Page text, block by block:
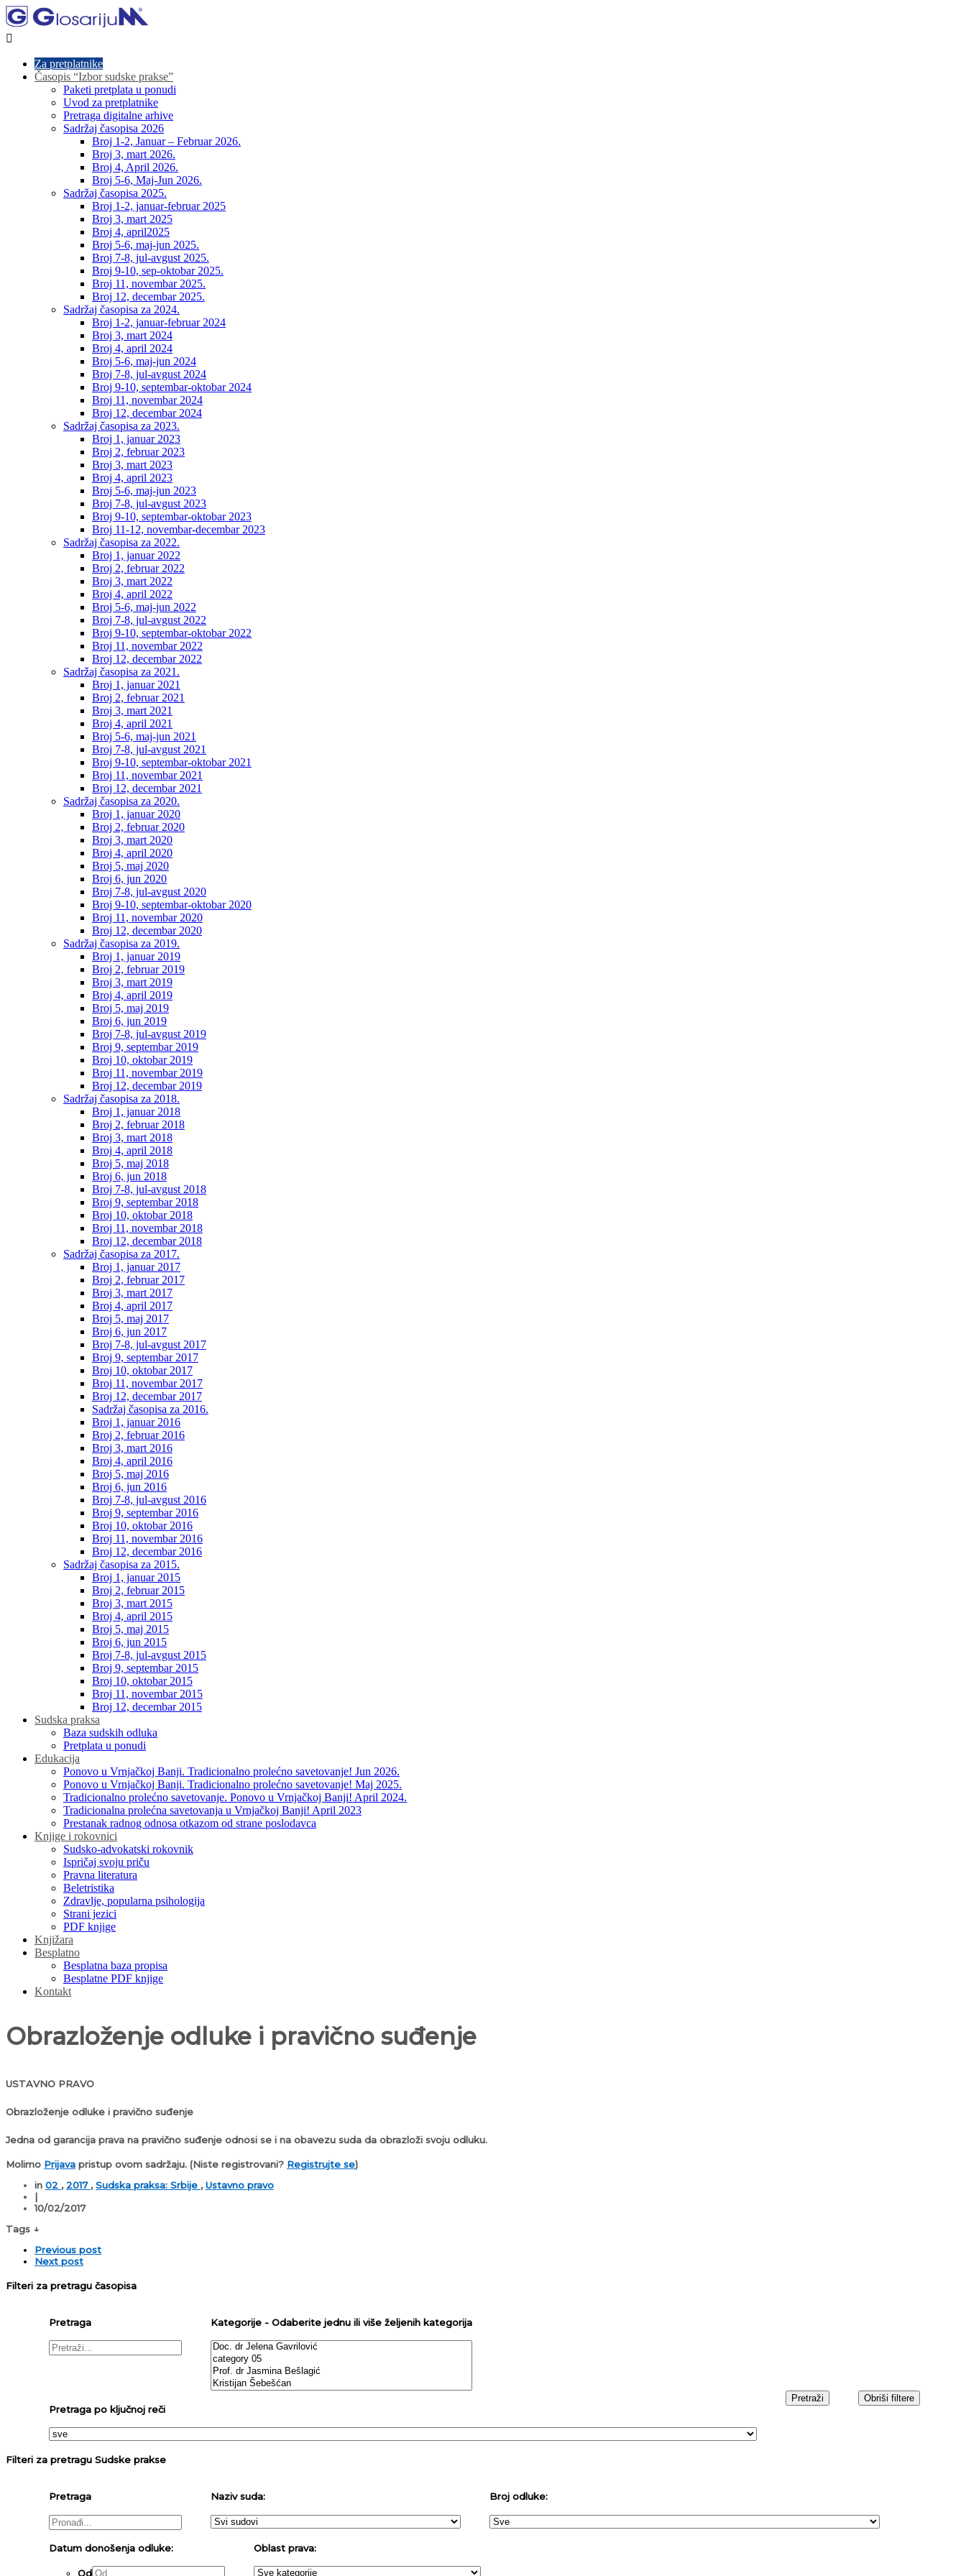

Za pretplatnike
Časopis “Izbor sudske prakse”
Paketi pretplata u ponudi
Uvod za pretplatnike
Pretraga digitalne arhive
Sadržaj časopisa 2026
Broj 1-2, Januar – Februar 2026.
Broj 3, mart 2026.
Broj 4, April 2026.
Broj 5-6, Maj-Jun 2026.
Sadržaj časopisa 2025.
Broj 1-2, januar-februar 2025
Broj 3, mart 2025
Broj 4, april2025
Broj 5-6, maj-jun 2025.
Broj 7-8, jul-avgust 2025.
Broj 9-10, sep-oktobar 2025.
Broj 11, novembar 2025.
Broj 12, decembar 2025.
Sadržaj časopisa za 2024.
Broj 1-2, januar-februar 2024
Broj 3, mart 2024
Broj 4, april 2024
Broj 5-6, maj-jun 2024
Broj 7-8, jul-avgust 2024
Broj 9-10, septembar-oktobar 2024
Broj 11, novembar 2024
Broj 12, decembar 2024
Sadržaj časopisa za 2023.
Broj 1, januar 2023
Broj 2, februar 2023
Broj 3, mart 2023
Broj 4, april 2023
Broj 5-6, maj-jun 2023
Broj 7-8, jul-avgust 2023
Broj 9-10, septembar-oktobar 2023
Broj 11-12, novembar-decembar 2023
Sadržaj časopisa za 2022.
Broj 1, januar 2022
Broj 2, februar 2022
Broj 3, mart 2022
Broj 4, april 2022
Broj 5-6, maj-jun 2022
Broj 7-8, jul-avgust 2022
Broj 9-10, septembar-oktobar 2022
Broj 11, novembar 2022
Broj 12, decembar 2022
Sadržaj časopisa za 2021.
Broj 1, januar 2021
Broj 2, februar 2021
Broj 3, mart 2021
Broj 4, april 2021
Broj 5-6, maj-jun 2021
Broj 7-8, jul-avgust 2021
Broj 9-10, septembar-oktobar 2021
Broj 11, novembar 2021
Broj 12, decembar 2021
Sadržaj časopisa za 2020.
Broj 1, januar 2020
Broj 2, februar 2020
Broj 3, mart 2020
Broj 4, april 2020
Broj 5, maj 2020
Broj 6, jun 2020
Broj 7-8, jul-avgust 2020
Broj 9-10, septembar-oktobar 2020
Broj 11, novembar 2020
Broj 12, decembar 2020
Sadržaj časopisa za 2019.
Broj 1, januar 2019
Broj 2, februar 2019
Broj 3, mart 2019
Broj 4, april 2019
Broj 5, maj 2019
Broj 6, jun 2019
Broj 7-8, jul-avgust 2019
Broj 9, septembar 2019
Broj 10, oktobar 2019
Broj 11, novembar 2019
Broj 12, decembar 2019
Sadržaj časopisa za 2018.
Broj 1, januar 2018
Broj 2, februar 2018
Broj 3, mart 2018
Broj 4, april 2018
Broj 5, maj 2018
Broj 6, jun 2018
Broj 7-8, jul-avgust 2018
Broj 9, septembar 2018
Broj 10, oktobar 2018
Broj 11, novembar 2018
Broj 12, decembar 2018
Sadržaj časopisa za 2017.
Broj 1, januar 2017
Broj 2, februar 2017
Broj 3, mart 2017
Broj 4, april 2017
Broj 5, maj 2017
Broj 6, jun 2017
Broj 7-8, jul-avgust 2017
Broj 9, septembar 2017
Broj 10, oktobar 2017
Broj 11, novembar 2017
Broj 12, decembar 2017
Sadržaj časopisa za 2016.
Broj 1, januar 2016
Broj 2, februar 2016
Broj 3, mart 2016
Broj 4, april 2016
Broj 5, maj 2016
Broj 6, jun 2016
Broj 7-8, jul-avgust 2016
Broj 9, septembar 2016
Broj 10, oktobar 2016
Broj 11, novembar 2016
Broj 12, decembar 2016
Sadržaj časopisa za 2015.
Broj 1, januar 2015
Broj 2, februar 2015
Broj 3, mart 2015
Broj 4, april 2015
Broj 5, maj 2015
Broj 6, jun 2015
Broj 7-8, jul-avgust 2015
Broj 9, septembar 2015
Broj 10, oktobar 2015
Broj 11, novembar 2015
Broj 12, decembar 2015
Sudska praksa
Baza sudskih odluka
Pretplata u ponudi
Edukacija
Ponovo u Vrnjačkoj Banji. Tradicionalno prolećno savetovanje! Jun 2026.
Ponovo u Vrnjačkoj Banji. Tradicionalno prolećno savetovanje! Maj 2025.
Tradicionalno prolećno savetovanje. Ponovo u Vrnjačkoj Banji! April 2024.
Tradicionalna prolećna savetovanja u Vrnjačkoj Banji! April 2023
Prestanak radnog odnosa otkazom od strane poslodavca
Knjige i rokovnici
Sudsko-advokatski rokovnik
Ispričaj svoju priču
Pravna literatura
Beletristika
Zdravlje, popularna psihologija
Strani jezici
PDF knjige
Knjižara
Besplatno
Besplatna baza propisa
Besplatne PDF knjige
Kontakt
Obrazloženje odluke i pravično suđenje
USTAVNO PRAVO
Obrazloženje odluke i pravično suđenje
Jedna od garancija prava na pravično suđenje odnosi se i na obavezu suda da obrazloži svoju odluku.
Molimo Prijava pristup ovom sadržaju. (Niste registrovani? Registrujte se)
in 02 , 2017 , Sudska praksa: Srbije , Ustavno pravo
|
10/02/2017
Tags ↓
Previous post
Next post
Filteri za pretragu časopisa
Pretraga Kategorije - Odaberite jednu ili više željenih kategorija
Pretraga po ključnoj reči
Filteri za pretragu Sudske prakse
Pretraga Naziv suda: Broj odluke:
Datum donošenja odluke:
Od
Oblast prava: